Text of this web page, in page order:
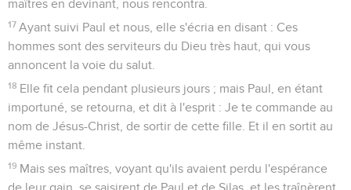
maîtres en devinant, nous rencontra.
17 Ayant suivi Paul et nous, elle s'écria en disant : Ces
hommes sont des serviteurs du Dieu très haut, qui vous
annoncent la voie du salut.
18 Elle fit cela pendant plusieurs jours ; mais Paul, en étant
importuné, se retourna, et dit à l'esprit : Je te commande au
nom de Jésus-Christ, de sortir de cette fille. Et il en sortit au
même instant.
19 Mais ses maîtres, voyant qu'ils avaient perdu l'espérance
de leur gain, se saisirent de Paul et de Silas, et les traînèrent